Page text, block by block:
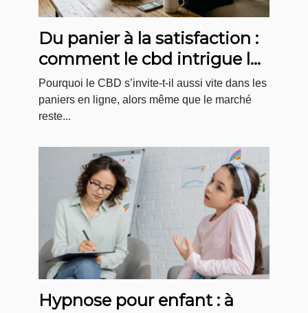
Du panier à la satisfaction :
comment le cbd intrigue le
e-consommateur
Pourquoi le CBD s’invite-t-il aussi vite dans les
paniers en ligne, alors même que le marché
reste...
Hypnose pour enfant : à